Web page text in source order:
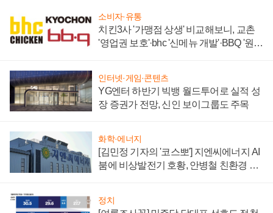
소비자·유통
치킨3사 '가맹점 상생' 비교해보니, 교촌
'영업권 보호'·bhc '신메뉴 개발'·BBQ '원가
인터넷·게임·콘텐츠
YG엔터 하반기 빅뱅 월드투어로 실적 성
장 증권가 전망, 신인 보이그룹도 주목
화학·에너지
[김민정 기자의 '코스뽀'] 지엔씨에너지 AI
붐에 비상발전기 호황, 안병철 친환경 에
정치